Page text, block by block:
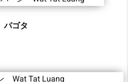
パゴタ